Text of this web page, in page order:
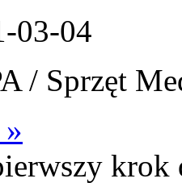
03-04
/ Sprzęt
krok